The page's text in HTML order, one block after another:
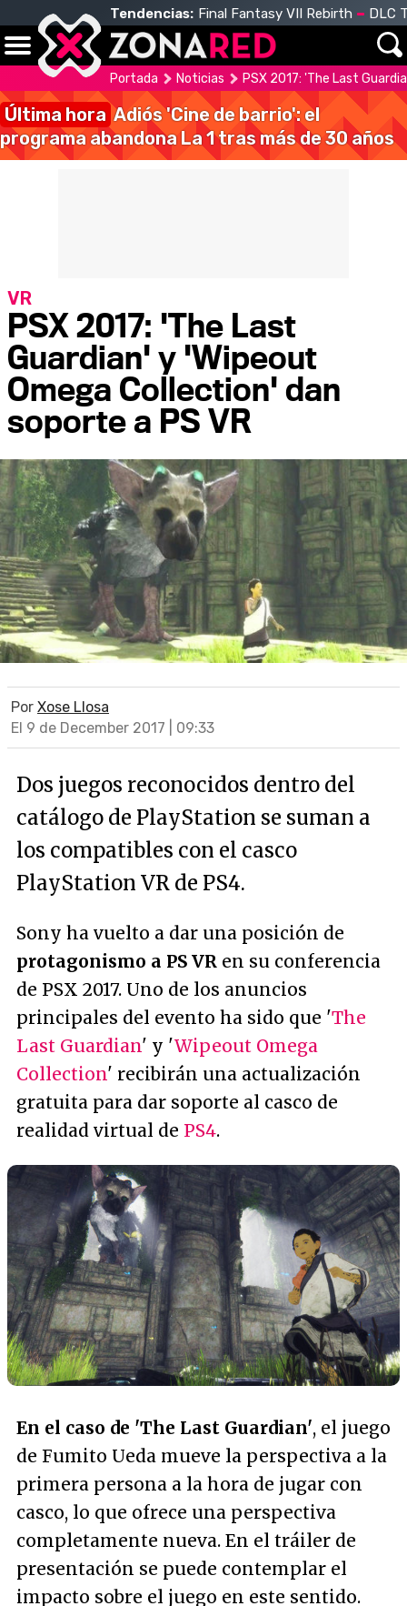
Tendencias: Final Fantasy VII Rebirth DLC
Portada Noticias PSX 2017: 'The Last
Última hora Adiós 'Cine de barrio': el
programa abandona La 1 tras más de 30 años
PSX 2017: 'The Last
Guardian' y 'Wipeout
Omega Collection' dan
soporte a PS VR
VR
Por Xose Llosa
El 9 de December 2017 | 09:33
Dos juegos reconocidos dentro del
catálogo de PlayStation se suman a
los compatibles con el casco
PlayStation VR de PS4.
Sony ha vuelto a dar una posición de
protagonismo a PS VR en su conferencia
de PSX 2017. Uno de los anuncios
principales del evento ha sido que 'The
Last Guardian' y 'Wipeout Omega
Collection' recibirán una actualización
gratuita para dar soporte al casco de
realidad virtual de PS4.
En el caso de 'The Last Guardian', el juego
de Fumito Ueda mueve la perspectiva a la
primera persona a la hora de jugar con
casco, lo que ofrece una perspectiva
completamente nueva. En el tráiler de
presentación se puede contemplar el
impacto sobre el juego en este sentido.